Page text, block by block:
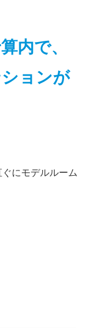
内で、
ョンが
にモデルルーム